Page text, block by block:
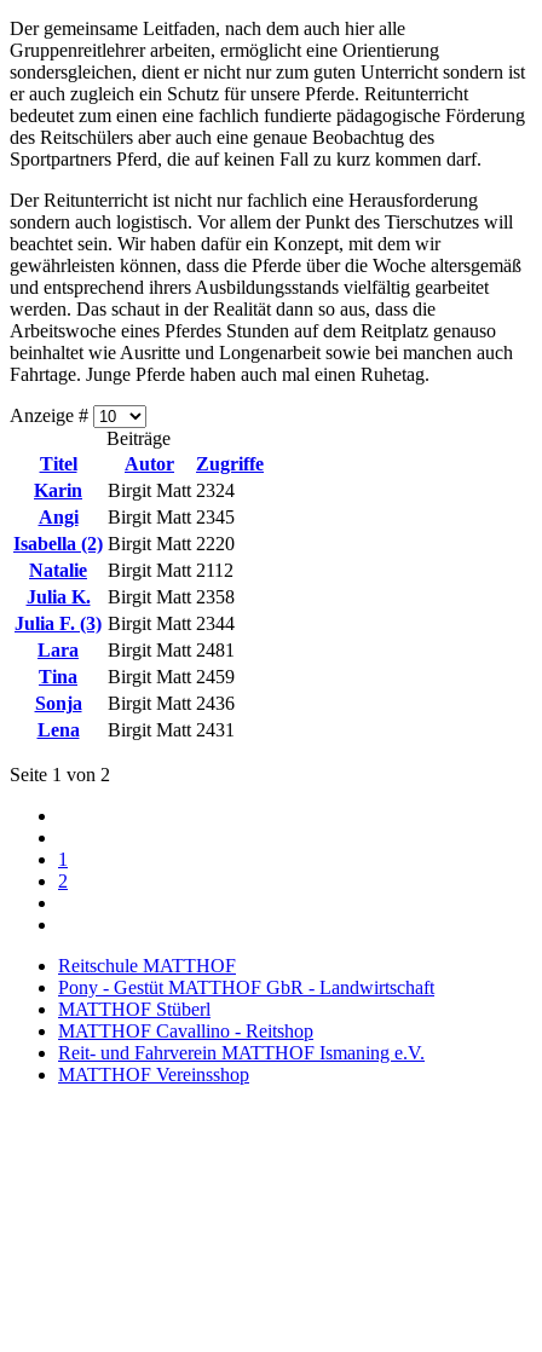
Der gemeinsame Leitfaden, nach dem auch hier alle
Gruppenreitlehrer arbeiten, ermöglicht eine Orientierung
sondersgleichen, dient er nicht nur zum guten Unterricht sondern ist
er auch zugleich ein Schutz für unsere Pferde. Reitunterricht
bedeutet zum einen eine fachlich fundierte pädagogische Förderung
des Reitschülers aber auch eine genaue Beobachtug des
Sportpartners Pferd, die auf keinen Fall zu kurz kommen darf.
Der Reitunterricht ist nicht nur fachlich eine Herausforderung
sondern auch logistisch. Vor allem der Punkt des Tierschutzes will
beachtet sein. Wir haben dafür ein Konzept, mit dem wir
gewährleisten können, dass die Pferde über die Woche altersgemäß
und entsprechend ihrers Ausbildungsstands vielfältig gearbeitet
werden. Das schaut in der Realität dann so aus, dass die
Arbeitswoche eines Pferdes Stunden auf dem Reitplatz genauso
beinhaltet wie Ausritte und Longenarbeit sowie bei manchen auch
Fahrtage. Junge Pferde haben auch mal einen Ruhetag.
Anzeige #
Beiträge
Titel
Autor
Zugriffe
Karin
Birgit Matt 2324
Angi
Birgit Matt 2345
Isabella (2) Birgit Matt 2220
Natalie
Birgit Matt 2112
Julia K.
Birgit Matt 2358
Julia F. (3) Birgit Matt 2344
Lara
Birgit Matt 2481
Tina
Birgit Matt 2459
Sonja
Birgit Matt 2436
Lena
Birgit Matt 2431
Seite 1 von 2
1
2
Reitschule MATTHOF
Pony - Gestüt MATTHOF GbR - Landwirtschaft
MATTHOF Stüberl
MATTHOF Cavallino - Reitshop
Reit- und Fahrverein MATTHOF Ismaning e.V.
MATTHOF Vereinsshop